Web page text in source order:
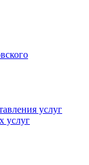
услуг
услуг